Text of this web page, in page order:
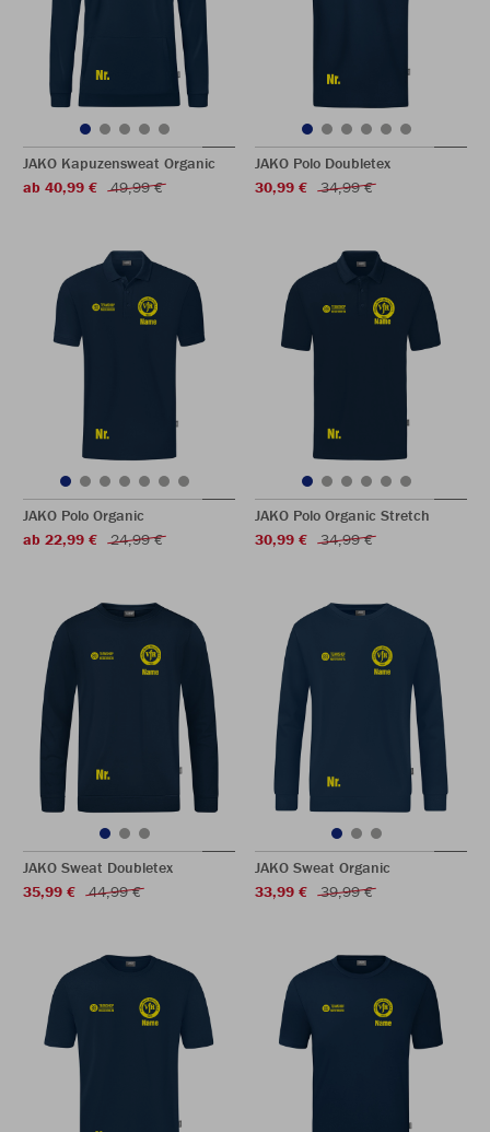
JAKO Kapuzensweat Organic
ab 40,99 €
49,99 €
JAKO Polo Doubletex
30,99 €
34,99 €
JAKO Polo Organic
ab 22,99 €
24,99 €
JAKO Polo Organic Stretch
30,99 €
34,99 €
JAKO Sweat Doubletex
35,99 €
44,99 €
JAKO Sweat Organic
33,99 €
39,99 €